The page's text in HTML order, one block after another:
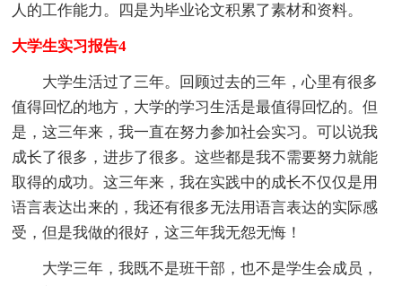
人的工作能力。四是为毕业论文积累了素材和资料。
大学生实习报告4
大学生活过了三年。回顾过去的三年，心里有很多
值得回忆的地方，大学的学习生活是最值得回忆的。但
是，这三年来，我一直在努力参加社会实习。可以说我
成长了很多，进步了很多。这些都是我不需要努力就能
取得的成功。这三年来，我在实践中的成长不仅仅是用
语言表达出来的，我还有很多无法用语言表达的实际感
受，但是我做的很好，这三年我无怨无悔！
大学三年，我既不是班干部，也不是学生会成员，